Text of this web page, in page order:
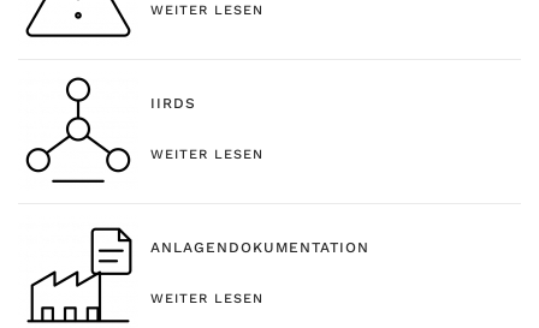
WEITER LESEN
IIRDS
WEITER LESEN
ANLAGENDOKUMENTATION
WEITER LESEN